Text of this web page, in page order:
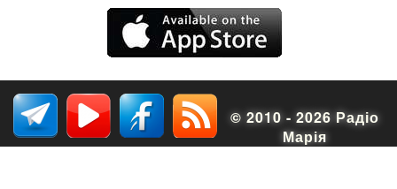
© 2010 - 2026 Радіо
Марія